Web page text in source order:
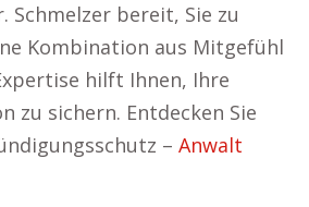
Schmelzer bereit, Sie zu
Kombination aus Mitgefühl
hilft Ihnen, Ihre
zu sichern. Entdecken Sie
– Anwalt